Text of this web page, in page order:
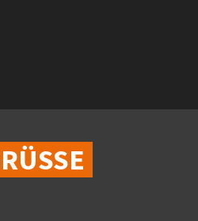
2